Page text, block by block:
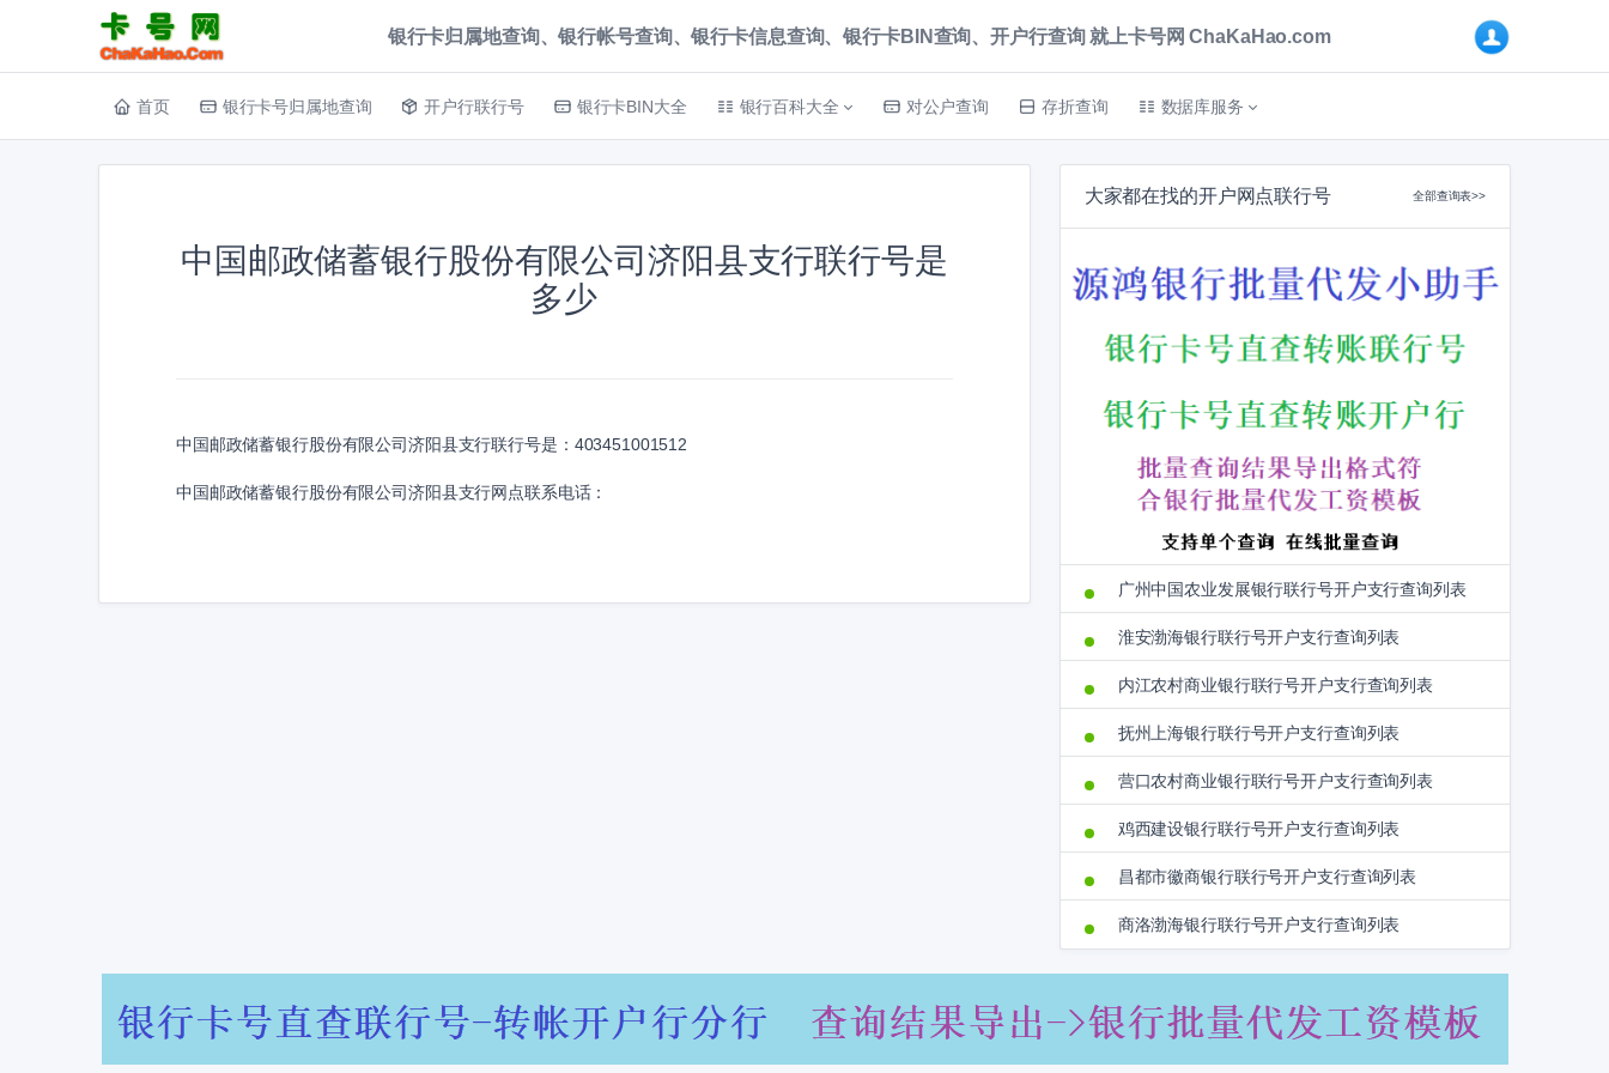
银行卡归属地查询、银行帐号查询、银行卡信息查询、银行卡BIN查询、开户行查询 就上卡号网 ChaKaHao.com
首页 银行卡号归属地查询 开户行联行号 银行卡BIN大全 银行百科大全 对公户查询 存折查询 数据库服务
中国邮政储蓄银行股份有限公司济阳县支行联行号是
多少
中国邮政储蓄银行股份有限公司济阳县支行联行号是： 403451001512
中国邮政储蓄银行股份有限公司济阳县支行网点联系电话：
大家都在找的开户网点联行号 全部查询表>>
广州中国农业发展银行联行号开户支行查询列表
淮安渤海银行联行号开户支行查询列表
内江农村商业银行联行号开户支行查询列表
抚州上海银行联行号开户支行查询列表
营口农村商业银行联行号开户支行查询列表
鸡西建设银行联行号开户支行查询列表
昌都市徽商银行联行号开户支行查询列表
商洛渤海银行联行号开户支行查询列表